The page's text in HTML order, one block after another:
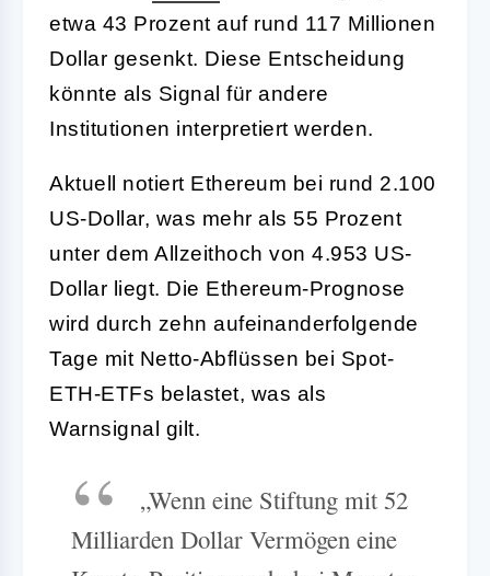
etwa 43 Prozent auf rund 117 Millionen
Dollar gesenkt. Diese Entscheidung
könnte als Signal für andere
Institutionen interpretiert werden.
Aktuell notiert Ethereum bei rund 2.100
US-Dollar, was mehr als 55 Prozent
unter dem Allzeithoch von 4.953 US-
Dollar liegt. Die Ethereum-Prognose
wird durch zehn aufeinanderfolgende
Tage mit Netto-Abflüssen bei Spot-
ETH-ETFs belastet, was als
Warnsignal gilt.
„Wenn eine Stiftung mit 52
Milliarden Dollar Vermögen eine